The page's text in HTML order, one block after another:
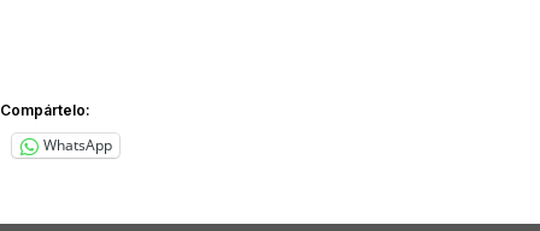
Compártelo:
WhatsApp